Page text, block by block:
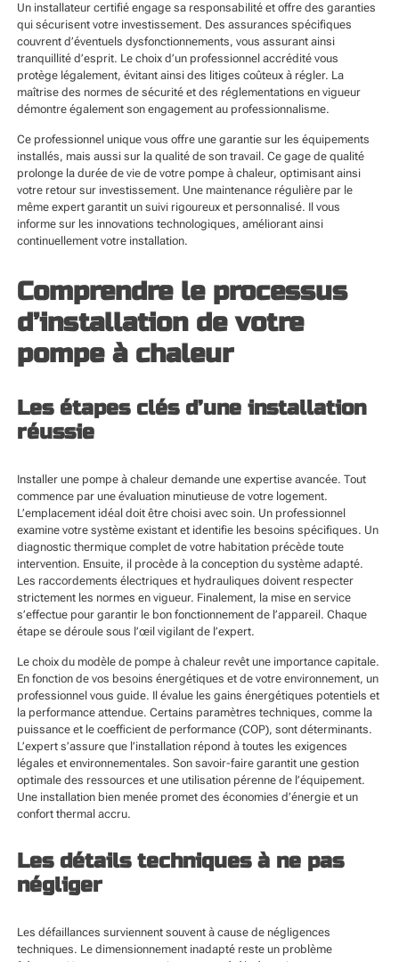
Un installateur certifié engage sa responsabilité et offre des garanties
qui sécurisent votre investissement. Des assurances spécifiques
couvrent d’éventuels dysfonctionnements, vous assurant ainsi
tranquillité d’esprit. Le choix d’un professionnel accrédité vous
protège légalement, évitant ainsi des litiges coûteux à régler. La
maîtrise des normes de sécurité et des réglementations en vigueur
démontre également son engagement au professionnalisme.
Ce professionnel unique vous offre une garantie sur les équipements
installés, mais aussi sur la qualité de son travail. Ce gage de qualité
prolonge la durée de vie de votre pompe à chaleur, optimisant ainsi
votre retour sur investissement. Une maintenance régulière par le
même expert garantit un suivi rigoureux et personnalisé. Il vous
informe sur les innovations technologiques, améliorant ainsi
continuellement votre installation.
Comprendre le processus
d’installation de votre
pompe à chaleur
Les étapes clés d’une installation
réussie
Installer une pompe à chaleur demande une expertise avancée. Tout
commence par une évaluation minutieuse de votre logement.
L’emplacement idéal doit être choisi avec soin. Un professionnel
examine votre système existant et identifie les besoins spécifiques. Un
diagnostic thermique complet de votre habitation précède toute
intervention. Ensuite, il procède à la conception du système adapté.
Les raccordements électriques et hydrauliques doivent respecter
strictement les normes en vigueur. Finalement, la mise en service
s’effectue pour garantir le bon fonctionnement de l’appareil. Chaque
étape se déroule sous l’œil vigilant de l’expert.
Le choix du modèle de pompe à chaleur revêt une importance capitale.
En fonction de vos besoins énergétiques et de votre environnement, un
professionnel vous guide. Il évalue les gains énergétiques potentiels et
la performance attendue. Certains paramètres techniques, comme la
puissance et le coefficient de performance (COP), sont déterminants.
L’expert s’assure que l’installation répond à toutes les exigences
légales et environnementales. Son savoir-faire garantit une gestion
optimale des ressources et une utilisation pérenne de l’équipement.
Une installation bien menée promet des économies d’énergie et un
confort thermal accru.
Les détails techniques à ne pas
négliger
Les défaillances surviennent souvent à cause de négligences
techniques. Le dimensionnement inadapté reste un problème